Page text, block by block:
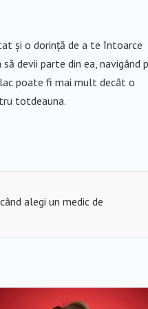
și o dorință de a te întoarce
devii parte din ea, navigând
poate fi mai mult decât o
totdeauna.
alegi un medic de